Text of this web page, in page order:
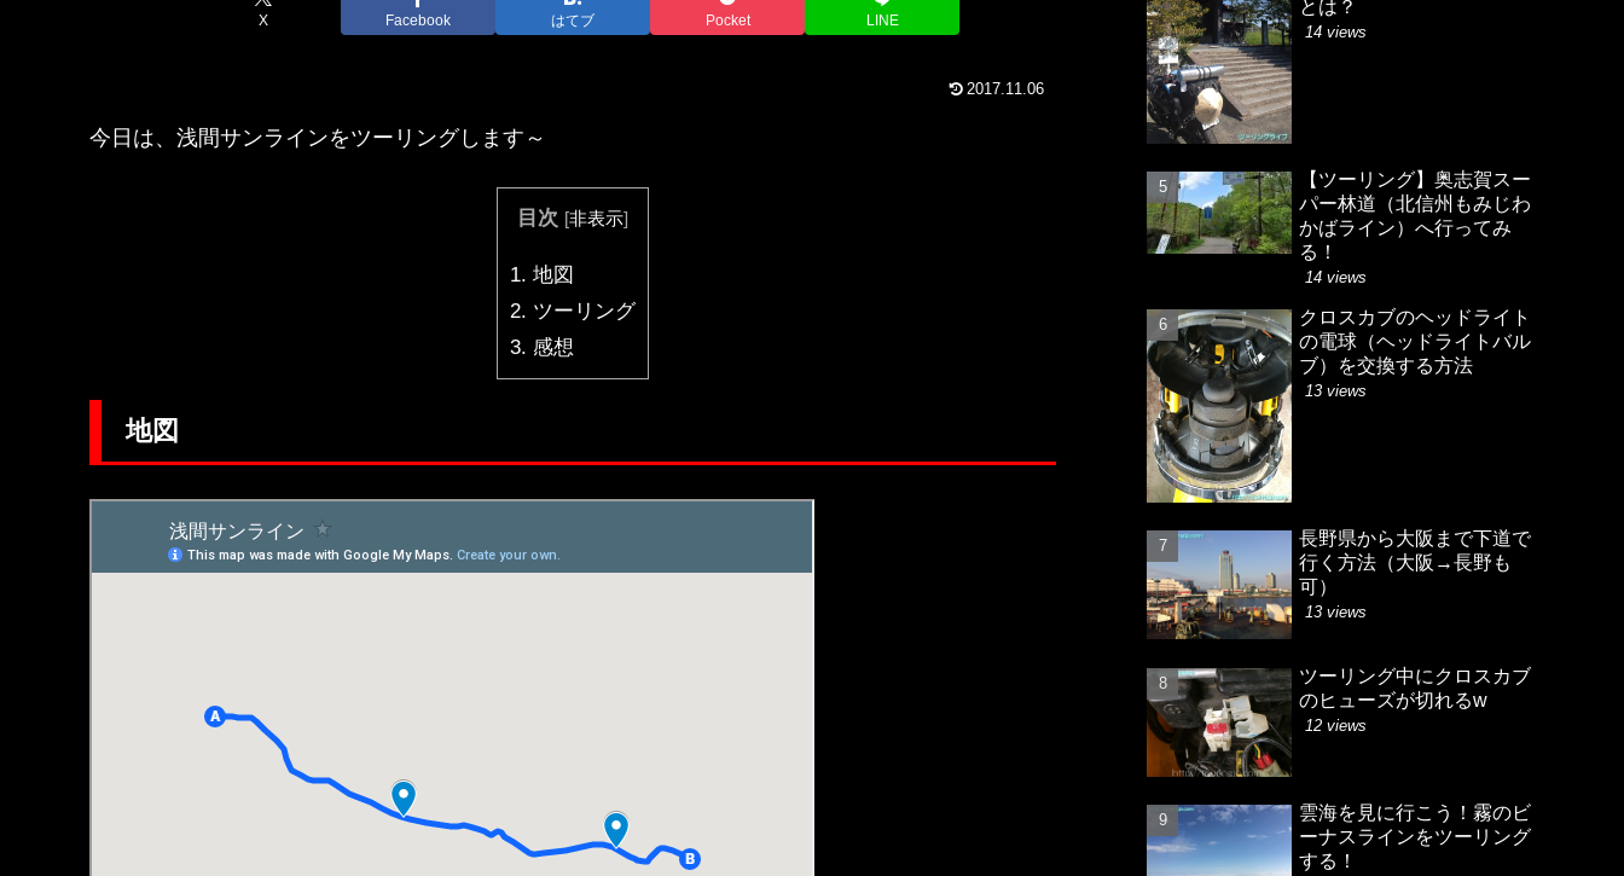
X Facebook はてブ Pocket LINE
2017.11.06
今日は、浅間サンラインをツーリングします～
目次 [非表示]
1. 地図
2. ツーリング
3. 感想
地図
とは？
14 views
【ツーリング】奥志賀スー
パー林道（北信州もみじわ
かばライン）へ行ってみ
る！
14 views
クロスカブのヘッドライト
の電球（ヘッドライトバル
ブ）を交換する方法
13 views
長野県から大阪まで下道で
行く方法（大阪→長野も
可）
13 views
ツーリング中にクロスカブ
のヒューズが切れるw
12 views
雲海を見に行こう！霧のビ
ーナスラインをツーリング
する！